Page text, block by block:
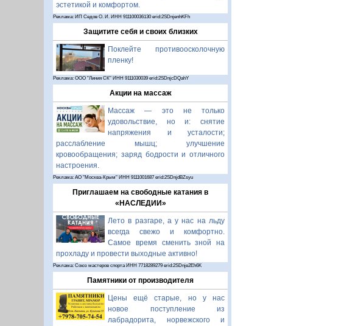
эстетикой и комфортом.
Реклама: ИП Седов О. И. ИНН 911100036130 erid:2SDnjenhKFh
Защитите себя и своих близких
Поклейте противоосколочную
пленку!
Реклама: ООО "Линия СК" ИНН 9111030039 erid:2SDnjcDQahY
Акции на массаж
Массаж — это не только
удовольствие, но и: снятие
напряжения и усталости;
расслабление мышц; улучшение
кровообращения; заряд бодрости и отличного
настроения.
Реклама: АО "Москва-Крым" ИНН 9111001687 erid:2SDnjdBZsyu
Приглашаем на свободные катания в
«НАСЛЕДИИ»
Лето в разгаре, а у нас на льду
всегда свежо и комфортно.
Самое время сменить зной на
прохладу и провести выходные активно!
Реклама: Союз мастеров спорта ИНН 7718289279 erid:2SDnje2Eh6K
Памятники от производителя
Цены ещё старые, но у нас
новое поступление из
лабрадорита, норвежского и